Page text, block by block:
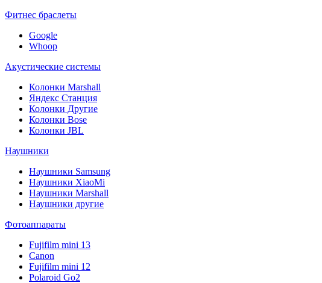
Фитнес браслеты
Google
Whoop
Акустические системы
Колонки Marshall
Яндекс Станция
Колонки Другие
Колонки Bose
Колонки JBL
Наушники
Наушники Samsung
Наушники XiaoMi
Наушники Marshall
Наушники другие
Фотоаппараты
Fujifilm mini 13
Canon
Fujifilm mini 12
Polaroid Go2